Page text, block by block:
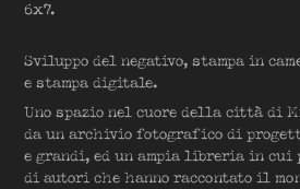
6x7.
Sviluppo del negativo, stampa in
e stampa digitale.
Uno spazio nel cuore della città di
da un archivio fotografico di
e grandi, ed un ampia libreria in
di autori che hanno raccontato il